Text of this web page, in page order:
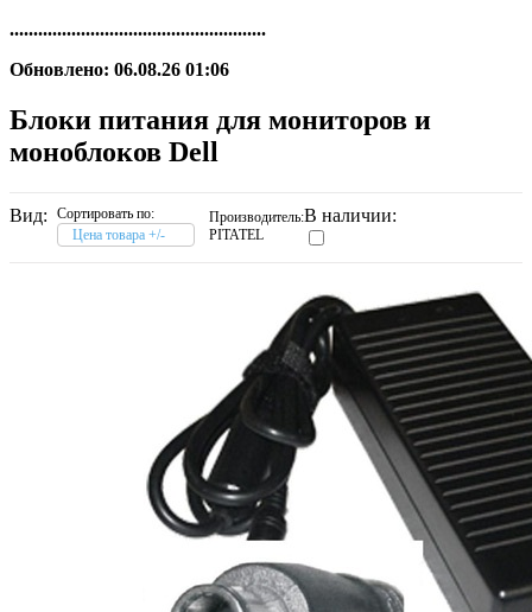
......................................................
Обновлено: 06.08.26 01:06
Блоки питания для мониторов и
моноблоков Dell
Вид:
Сортировать по:
Цена товара +/-
Производитель:
PITATEL
В наличии: